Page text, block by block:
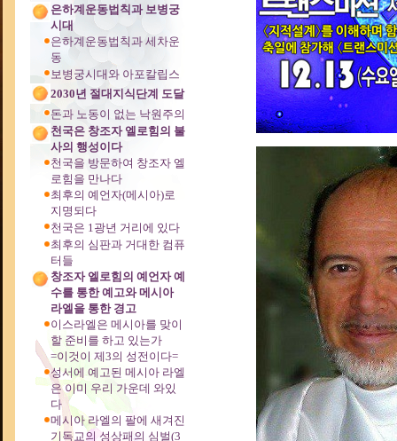
은하계운동법칙과 보병궁
시대
은하계운동법칙과 세차운
동
보병궁시대와 아포칼립스
2030년 절대지식단계 도달
돈과 노동이 없는 낙원주의
천국은 창조자 엘로힘의 불
사의 행성이다
천국을 방문하여 창조자 엘
로힘을 만나다
최후의 예언자(메시아)로
지명되다
천국은 1광년 거리에 있다
최후의 심판과 거대한 컴퓨
터들
창조자 엘로힘의 예언자 예
수를 통한 예고와 메시아
라엘을 통한 경고
이스라엘은 메시아를 맞이
할 준비를 하고 있는가
=이것이 제3의 성전이다=
성서에 예고된 메시아 라엘
은 이미 우리 가운데 와있
다
메시아 라엘의 팔에 새겨진
기독교의 성상패의 심벌(3